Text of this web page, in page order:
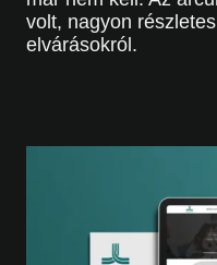
volt, nagyon
elvárásokról.